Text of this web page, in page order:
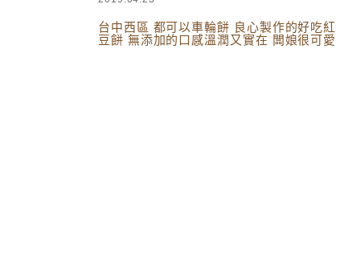
台中西區 都可以車輪餅 良心製作的好吃紅
豆餅 無添加的口感溫潤又實在 闆娘很可愛